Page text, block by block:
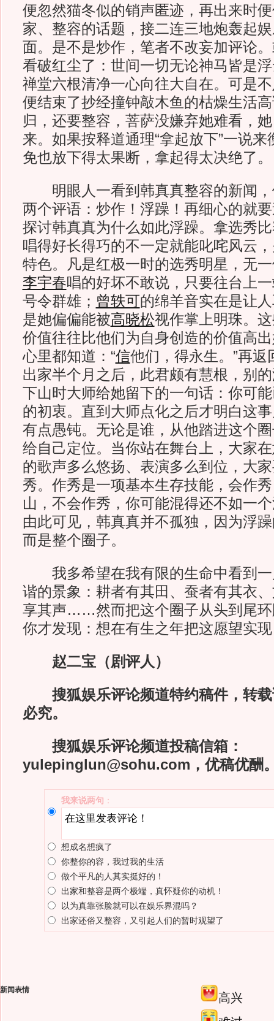
便忽然猫冬似的销声匿迹，再出来时
家、整容的话题，接二连三地炮轰起
面。是不是炒作，笔者不改妄加评论
看破红尘了：世间一切无论神马皆是
禅堂六根清净一心向往大自在。可是
便结束了抄经撞钟敲木鱼的枯燥生活
归，还要整容，菩萨没嫌弃她难看，
来。如果按释道通理“拿起放下”一说
免也放下得太果断，拿起得太决绝了。
明眼人一看到韩真真整容的新闻，
两个评语：炒作！浮躁！再细心的就
探讨韩真真为什么如此浮躁。拿选秀
唱得好长得巧的不一定就能叱咤风云
特色。凡是红极一时的选秀明星，无
李宇春唱的好坏不敢说，只要往台上
号令群雄； 曾轶可的绵羊音实在是让
是她偏偏能被高晓松视作掌上明珠。
价值往往比他们为自身创造的价值高
心里都知道：“信他们，得永生。”再返
出家半个月之后，此君颇有慧根，别
下山时大师给她留下的一句话：你可
的初衷。直到大师点化之后才明白这
有点愚钝。无论是谁，从他踏进这个
给自己定位。当你站在舞台上，大家
的歌声多么悠扬、表演多么到位，大
秀。作秀是一项基本生存技能，会作
山，不会作秀，你可能混得还不如一
由此可见，韩真真并不孤独，因为浮
而是整个圈子。
我多希望在我有限的生命中看到一
谐的景象：耕者有其田、蚕者有其衣
享其声……然而把这个圈子从头到尾环
你才发现：想在有生之年把这愿望实
赵二宝（剧评人）
搜狐娱乐评论频道特约稿件，转载
必究。
搜狐娱乐评论频道投稿信箱：
yulepinglun@sohu.com，优稿优酬
我来说两句 ：
想成名想疯了
你整你的容，我过我的生活
做个平凡的人其实挺好的！
出家和整容是两个极端，真怀疑你的动机！
以为真靠张脸就可以在娱乐界混吗？
出家还俗又整容，又引起人们的暂时观望了
新闻表情
高兴